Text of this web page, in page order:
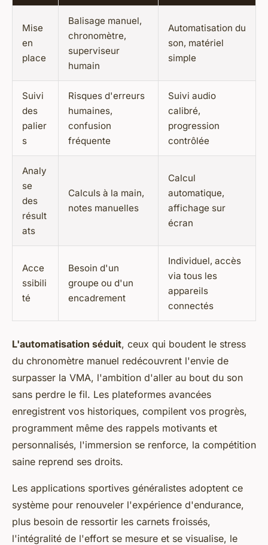
Mise
en
place
Balisage manuel,
chronomètre,
superviseur
humain
Automatisation du
son, matériel
simple
Suivi
des
palier
s
Risques d'erreurs
humaines,
confusion
fréquente
Suivi audio
calibré,
progression
contrôlée
Analy
se
des
résult
ats
Calculs à la main,
notes manuelles
Calcul
automatique,
affichage sur
écran
Acce
ssibili
té
Besoin d'un
groupe ou d'un
encadrement
Individuel, accès
via tous les
appareils
connectés
L'automatisation séduit, ceux qui boudent le stress
du chronomètre manuel redécouvrent l'envie de
surpasser la VMA, l'ambition d'aller au bout du son
sans perdre le fil. Les plateformes avancées
enregistrent vos historiques, compilent vos progrès,
programment même des rappels motivants et
personnalisés, l'immersion se renforce, la compétition
saine reprend ses droits.
Les applications sportives généralistes adoptent ce
système pour renouveler l'expérience d'endurance,
plus besoin de ressortir les carnets froissés,
l'intégralité de l'effort se mesure et se visualise, le